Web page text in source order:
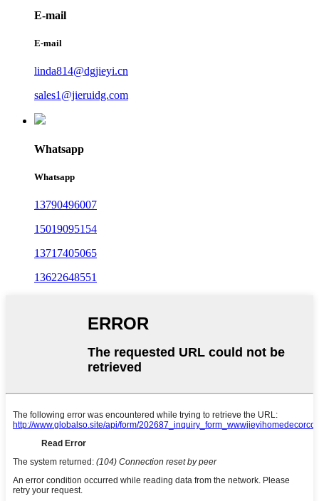
E-mail
E-mail
linda814@dgjieyi.cn
sales1@jieruidg.com
Whatsapp
Whatsapp
13790496007
15019095154
13717405065
13622648551